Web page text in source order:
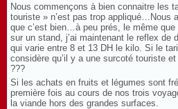
Nous commençons à bien connaitre les
touriste » n’est pas trop appliqué…Nous
que c’est bien…à peu prés, le même
sur un stand, j’ai maintenant le reflex de
qui varie entre 8 et 13 DH le kilo. Si le
considère qu’il y a une surcoté touriste
???
Si les achats en fruits et légumes sont
première fois au cours de nos trois
la viande hors des grandes surfaces.